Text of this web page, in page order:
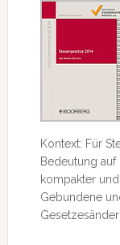
Kontext: Für
Bedeutung
kompakter
Gebundene